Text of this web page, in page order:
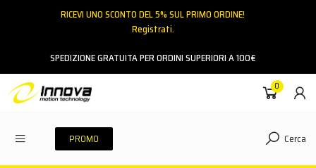
RICEVI UNO SCONTO DEL 5% SUL PRIMO ORDINE!
Registrati.
SPEDIZIONE GRATUITA PER ORDINI SUPERIORI A 100€
0
PROMO Cerca